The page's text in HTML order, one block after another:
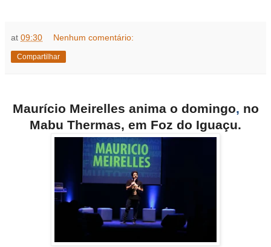
at 09:30 Nenhum comentário:
Compartilhar
Maurício Meirelles anima o domingo, no
Mabu Thermas, em Foz do Iguaçu.